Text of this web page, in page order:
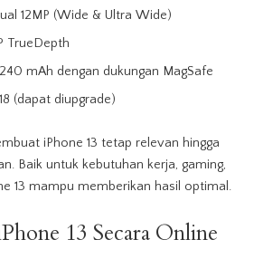
12MP (Wide & Ultra Wide)
TrueDepth
mAh dengan dukungan MagSafe
(dapat diupgrade)
iPhone 13 tetap relevan hingga
Baik untuk kebutuhan kerja, gaming,
13 mampu memberikan hasil optimal.
13 Secara Online